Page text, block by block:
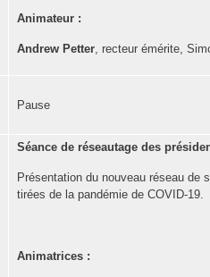
Animateur :
Andrew Petter, recteur émérite,
Pause
Séance de réseautage des
Présentation du nouveau réseau de
tirées de la pandémie de COVID-19.
Animatrices :